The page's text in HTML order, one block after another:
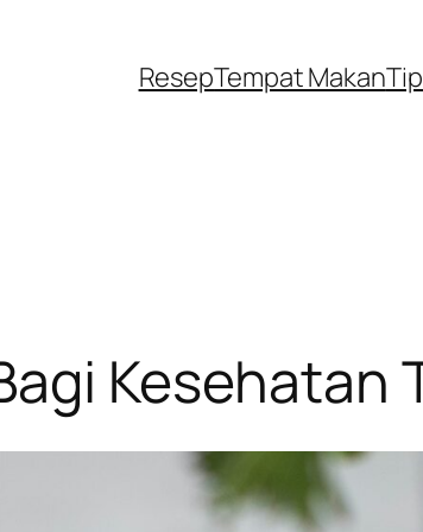
ResepTempat Makan
Kesehatan